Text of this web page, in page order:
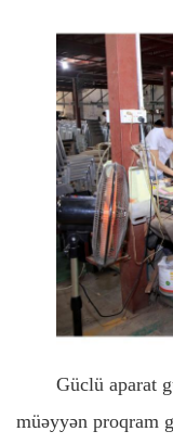
Güclü aparat
müəyyən proqram